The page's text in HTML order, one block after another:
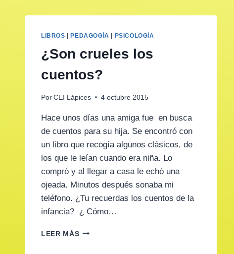
LIBROS PEDAGOGÍA PSICOLOGÍA
¿Son crueles los
cuentos?
Por CEI Lápices 4 octubre 2015
Hace unos días una amiga fue en busca
de cuentos para su hija. Se encontró con
un libro que recogía algunos clásicos, de
los que le leían cuando era niña. Lo
compró y al llegar a casa le echó una
ojeada. Minutos después sonaba mi
teléfono. ¿Tu recuerdas los cuentos de la
infancia? ¿ Cómo…
LEER MÁS¿SON